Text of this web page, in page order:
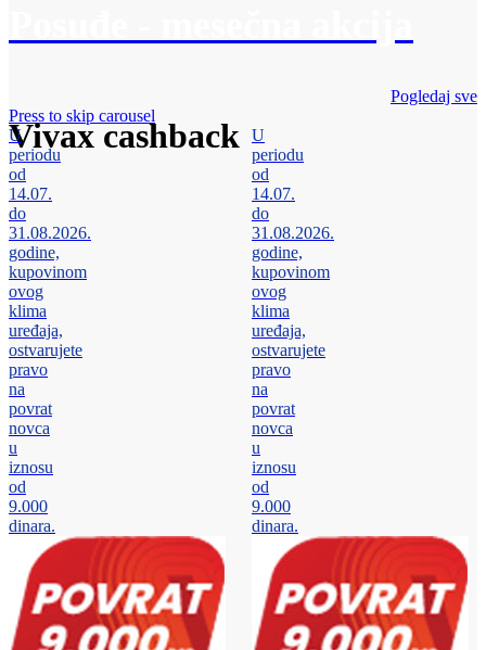
Vivax cashback
Pogledaj sve
Press to skip carousel
U
periodu
od
14.07.
do
31.08.2026.
godine,
kupovinom
ovog
klima
uređaja,
ostvarujete
pravo
na
povrat
novca
u
iznosu
od
9.000
dinara.
U
periodu
od
14.07.
do
31.08.2026.
godine,
kupovinom
ovog
klima
uređaja,
ostvarujete
pravo
na
povrat
novca
u
iznosu
od
9.000
dinara.